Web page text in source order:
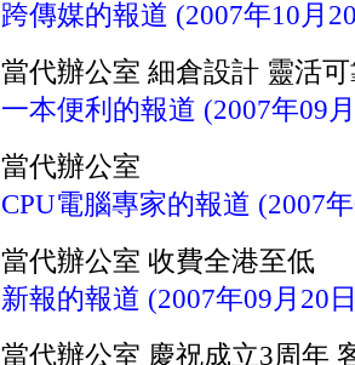
跨傳媒的報道 (2007年10月
當代辦公室 細倉設計 靈活
一本便利的報道 (2007年09
當代辦公室
CPU電腦專家的報道 (2007
當代辦公室 收費全港至低
新報的報道 (2007年09月20
當代辦公室 慶祝成立3周年